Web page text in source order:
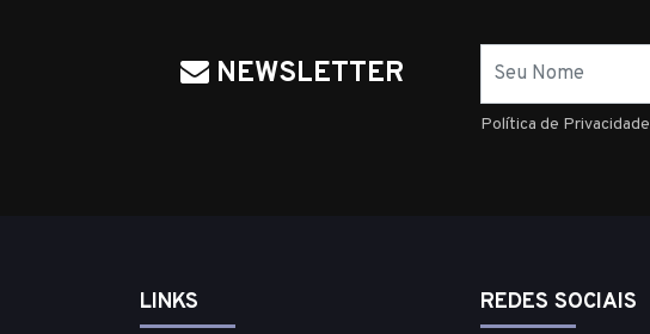
NEWSLETTER
Política de Privacidade
LINKS REDES SOCIAIS